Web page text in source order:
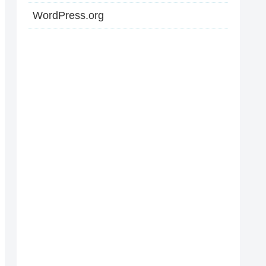
WordPress.org